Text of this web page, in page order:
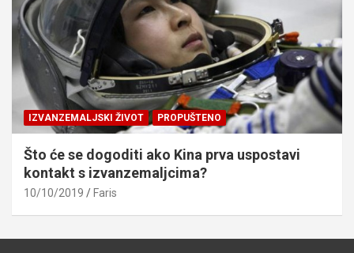
IZVANZEMALJSKI ŽIVOT PROPUŠTENO
Što će se dogoditi ako Kina prva uspostavi
kontakt s izvanzemaljcima?
10/10/2019 Faris